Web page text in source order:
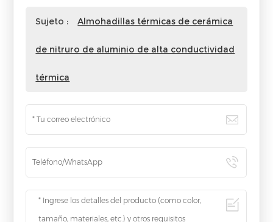
Sujeto : Almohadillas térmicas de cerámica
de nitruro de aluminio de alta conductividad
térmica